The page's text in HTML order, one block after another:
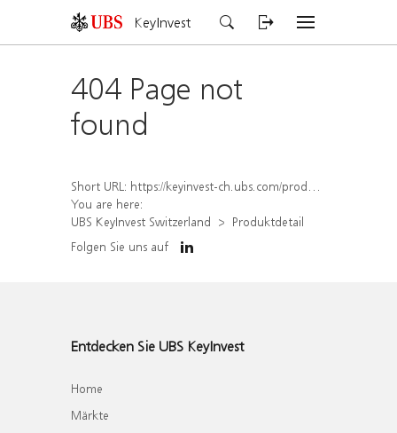
KeyInvest
404 Page not
found
Short URL: https://keyinvest-ch.ubs.com/produkt/detail/index/isin/CH1582452624
You are here:
UBS KeyInvest Switzerland
Produktdetail
Folgen Sie uns auf
Entdecken Sie UBS KeyInvest
Home
Märkte